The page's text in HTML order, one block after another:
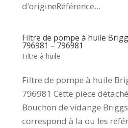
d’origineRéférence...
Filtre de pompe à huile
796981 – 796981
Filtre à huile
Filtre de pompe à huile
796981 Cette pièce
Bouchon de vidange
correspond à la ou les